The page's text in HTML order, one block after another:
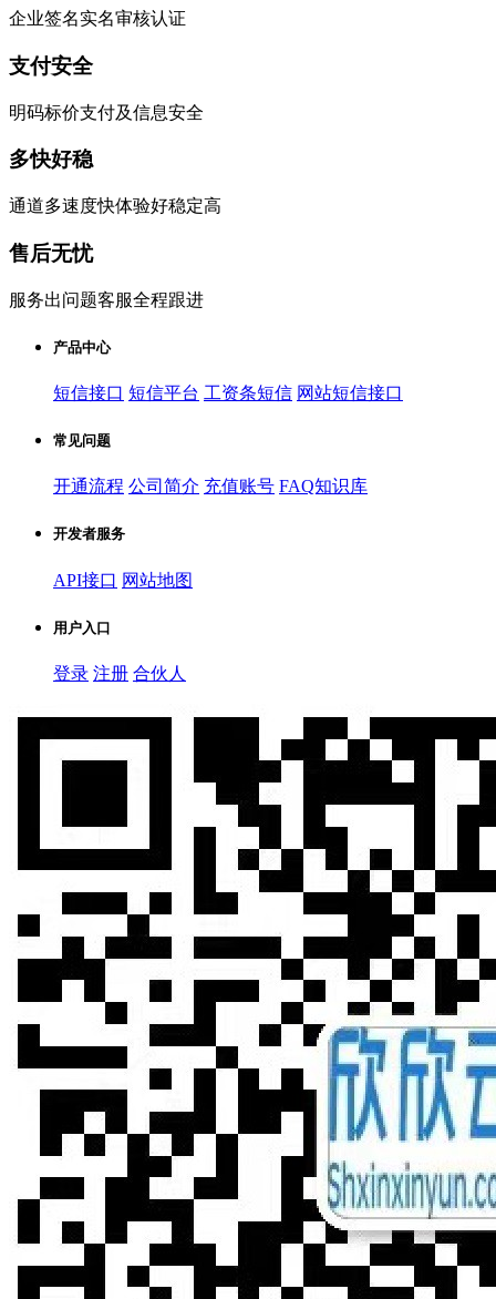
企业签名实名审核认证
支付安全
明码标价支付及信息安全
多快好稳
通道多速度快体验好稳定高
售后无忧
服务出问题客服全程跟进
产品中心
短信接口 短信平台 工资条短信 网站短信接口
常见问题
开通流程 公司简介 充值账号 FAQ知识库
开发者服务
API接口 网站地图
用户入口
登录 注册 合伙人